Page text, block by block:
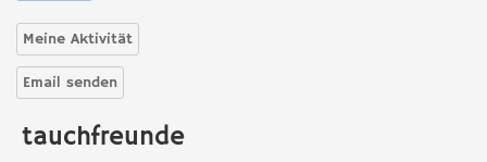
Meine Aktivität
Email senden
tauchfreunde